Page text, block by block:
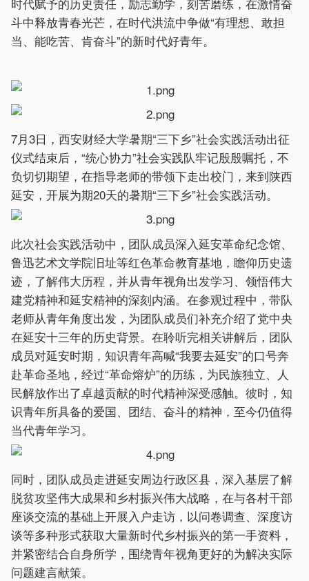
斗中释放青春光芒，在时代洪流中争做“有理想、敢担
当、能吃苦、肯奋斗”的新时代好青年。
7月3日，西安财经大学暑期“三下乡”社会实践活动出征
仪式结束后，“统心协力”社会实践队牢记殷殷嘱托，不
负切切期望，在指导老师的带领下走出校门，来到陕西
延安，开展为期20天的暑期“三下乡”社会实践活动。
此次社会实践活动中，团队成员深入延安革命纪念馆、
鲁迅艺术文学院旧址等红色革命教育基地，瞻仰历史遗
迹，了解伟大历程，并从青年视角出发学习、领悟伟大
建党精神和延安精神的深刻内涵。在参观过程中，带队
老师从青年角度出发，为团队成员们补充介绍了党中央
在延安十三年的历史背景。在聆听完相关讲解后，团队
成员对延安时期，知识青年高喊“我要去延安”的口号奔
赴革命圣地，经过“革命熔炉”的历练，为民族独立、人
民解放作出了卓越贡献的时代精神深受感触。彼时，知
识青年所具备的爱国、团结、奋斗的精神，至今仍值得
当代青年学习。
同时，团队成员走进延安周边行政区县，深入基层了解
脱贫攻坚伟大成果和乡村振兴伟大战略，在与各村干部
座谈交流的基础上开展入户走访，以问卷调查、深度访
谈等多种形式获取大量新时代乡村振兴的第一手资料，
并紧密结合自身所学，围绕青年视角更好的为解决实际
问题建言献策。